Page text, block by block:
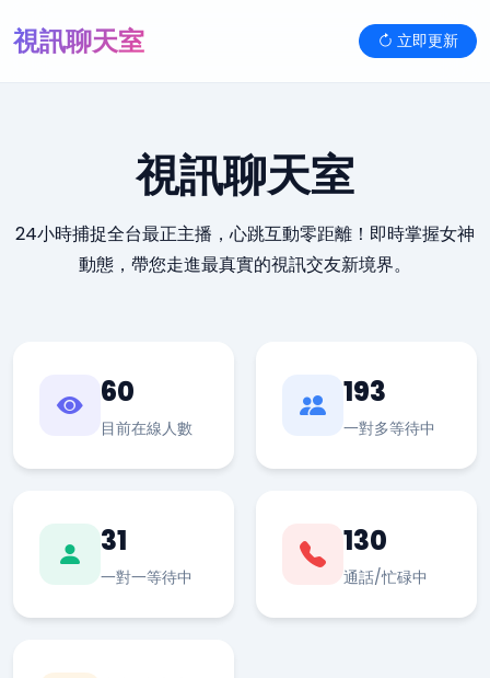
視訊聊天室 立即更新
視訊聊天室
24小時捕捉全台最正主播，心跳互動零距離！即時掌握女神
動態，帶您走進最真實的視訊交友新境界。
60
目前在線人數
193
一對多等待中
31
一對一等待中
130
通話/忙碌中